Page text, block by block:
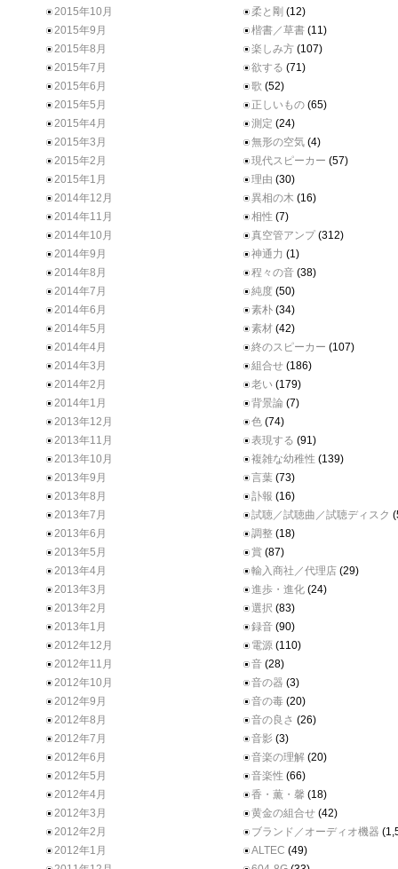
2015年10月
2015年9月
2015年8月
2015年7月
2015年6月
2015年5月
2015年4月
2015年3月
2015年2月
2015年1月
2014年12月
2014年11月
2014年10月
2014年9月
2014年8月
2014年7月
2014年6月
2014年5月
2014年4月
2014年3月
2014年2月
2014年1月
2013年12月
2013年11月
2013年10月
2013年9月
2013年8月
2013年7月
2013年6月
2013年5月
2013年4月
2013年3月
2013年2月
2013年1月
2012年12月
2012年11月
2012年10月
2012年9月
2012年8月
2012年7月
2012年6月
2012年5月
2012年4月
2012年3月
2012年2月
2012年1月
柔と剛 (12)
楷書／草書 (11)
楽しみ方 (107)
欲する (71)
歌 (52)
正しいもの (65)
測定 (24)
無形の空気 (4)
現代スピーカー (57)
理由 (30)
異相の木 (16)
相性 (7)
真空管アンプ (312)
神通力 (1)
程々の音 (38)
純度 (50)
素朴 (34)
素材 (42)
終のスピーカー (107)
組合せ (186)
老い (179)
背景論 (7)
色 (74)
表現する (91)
複雑な幼稚性 (139)
言葉 (73)
訃報 (16)
試聴／試聴曲／試聴ディスク
調整 (18)
賞 (87)
輸入商社／代理店 (29)
進歩・進化 (24)
選択 (83)
録音 (90)
電源 (110)
音 (28)
音の器 (3)
音の毒 (20)
音の良さ (26)
音影 (3)
音楽の理解 (20)
音楽性 (66)
香・薫・馨 (18)
黄金の組合せ (42)
ブランド／オーディオ機器
ALTEC (49)